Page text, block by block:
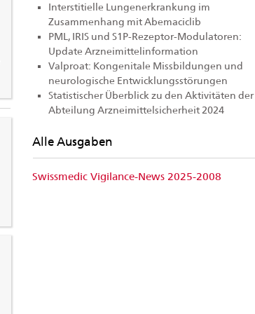
Interstitielle Lungenerkrankung im
Zusammenhang mit Abemaciclib
PML, IRIS und S1P-Rezeptor-Modulatoren:
Update Arzneimittelinformation
Valproat: Kongenitale Missbildungen und
neurologische Entwicklungsstörungen
Statistischer Überblick zu den Aktivitäten der
Abteilung Arzneimittelsicherheit 2024
Alle Ausgaben
Swissmedic Vigilance-News 2025-2008